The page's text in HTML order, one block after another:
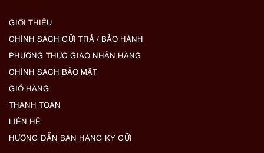
GIỚI THIỆU
CHÍNH SÁCH GỬI TRẢ / BẢO HÀNH
PHƯƠNG THỨC GIAO NHẬN HÀNG
CHÍNH SÁCH BẢO MẬT
GIỎ HÀNG
THANH TOÁN
LIÊN HỆ
HƯỚNG DẪN BÁN HÀNG KÝ GỬI